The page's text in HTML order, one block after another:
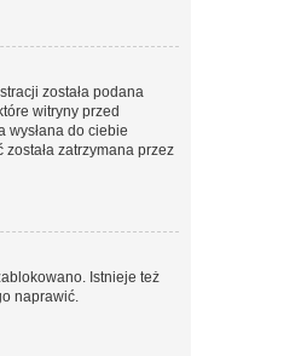
została podana
witryny przed
wysłana do ciebie
zatrzymana przez
Istnieje też
naprawić.